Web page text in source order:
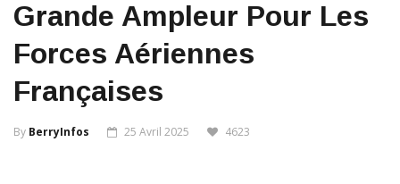
Grande Ampleur Pour Les
Forces Aériennes
Françaises
By BerryInfos 25 Avril 2025 4623